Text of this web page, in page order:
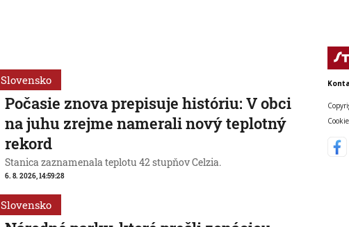
Slovensko
Počasie znova prepisuje históriu: V obci
na juhu zrejme namerali nový teplotný
rekord
Stanica zaznamenala teplotu 42 stupňov Celzia.
6. 8. 2026, 14:59:28
Slovensko